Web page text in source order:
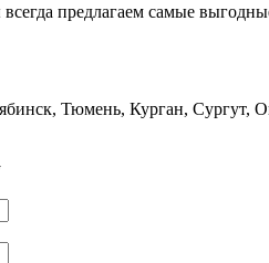
предлагаем самые
Тюмень, Курган, Сургут,